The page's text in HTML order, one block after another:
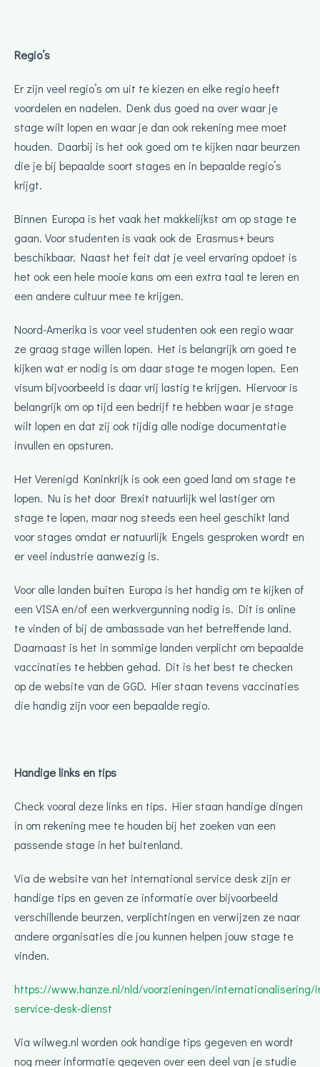
Regio’s
Er zijn veel regio’s om uit te kiezen en elke regio heeft
voordelen en nadelen. Denk dus goed na over waar je
stage wilt lopen en waar je dan ook rekening mee moet
houden. Daarbij is het ook goed om te kijken naar beurzen
die je bij bepaalde soort stages en in bepaalde regio’s
krijgt.
Binnen Europa is het vaak het makkelijkst om op stage te
gaan. Voor studenten is vaak ook de Erasmus+ beurs
beschikbaar. Naast het feit dat je veel ervaring opdoet is
het ook een hele mooie kans om een extra taal te leren en
een andere cultuur mee te krijgen.
Noord-Amerika is voor veel studenten ook een regio waar
ze graag stage willen lopen. Het is belangrijk om goed te
kijken wat er nodig is om daar stage te mogen lopen. Een
visum bijvoorbeeld is daar vrij lastig te krijgen. Hiervoor is
belangrijk om op tijd een bedrijf te hebben waar je stage
wilt lopen en dat zij ook tijdig alle nodige documentatie
invullen en opsturen.
Het Verenigd Koninkrijk is ook een goed land om stage te
lopen. Nu is het door Brexit natuurlijk wel lastiger om
stage te lopen, maar nog steeds een heel geschikt land
voor stages omdat er natuurlijk Engels gesproken wordt en
er veel industrie aanwezig is.
Voor alle landen buiten Europa is het handig om te kijken of
een VISA en/of een werkvergunning nodig is. Dit is online
te vinden of bij de ambassade van het betreffende land.
Daarnaast is het in sommige landen verplicht om bepaalde
vaccinaties te hebben gehad. Dit is het best te checken
op de website van de GGD. Hier staan tevens vaccinaties
die handig zijn voor een bepaalde regio.
Handige links en tips
Check vooral deze links en tips. Hier staan handige dingen
in om rekening mee te houden bij het zoeken van een
passende stage in het buitenland.
Via de website van het international service desk zijn er
handige tips en geven ze informatie over bijvoorbeeld
verschillende beurzen, verplichtingen en verwijzen ze naar
andere organisaties die jou kunnen helpen jouw stage te
vinden.
https://www.hanze.nl/nld/voorzieningen/internationalisering/
service-desk-dienst
Via wilweg.nl worden ook handige tips gegeven en wordt
nog meer informatie gegeven over een deel van je studie